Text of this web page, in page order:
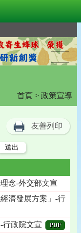
首頁 > 政策宣導
友善列印
念-外交部文宣
濟發展方案」-行
行政院文宣 PDF